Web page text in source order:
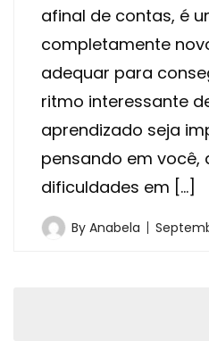
afinal de contas, é
completamente
adequar para
ritmo interessante
aprendizado seja
pensando em você,
dificuldades em […]
By Anabela